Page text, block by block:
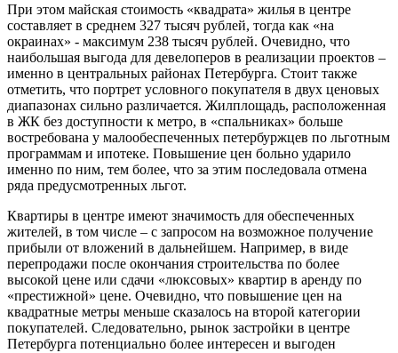
При этом майская стоимость «квадрата» жилья в центре
составляет в среднем 327 тысяч рублей, тогда как «на
окраинах» - максимум 238 тысяч рублей. Очевидно, что
наибольшая выгода для девелоперов в реализации проектов –
именно в центральных районах Петербурга. Стоит также
отметить, что портрет условного покупателя в двух ценовых
диапазонах сильно различается. Жилплощадь, расположенная
в ЖК без доступности к метро, в «спальниках» больше
востребована у малообеспеченных петербуржцев по льготным
программам и ипотеке. Повышение цен больно ударило
именно по ним, тем более, что за этим последовала отмена
ряда предусмотренных льгот.
Квартиры в центре имеют значимость для обеспеченных
жителей, в том числе – с запросом на возможное получение
прибыли от вложений в дальнейшем. Например, в виде
перепродажи после окончания строительства по более
высокой цене или сдачи «люксовых» квартир в аренду по
«престижной» цене. Очевидно, что повышение цен на
квадратные метры меньше сказалось на второй категории
покупателей. Следовательно, рынок застройки в центре
Петербурга потенциально более интересен и выгоден